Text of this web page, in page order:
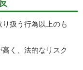
扱う行為以上のも
く、法的なリスク